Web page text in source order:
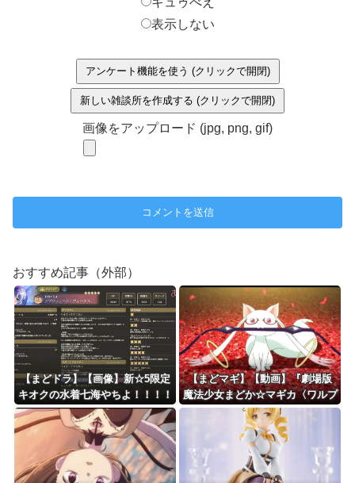
表示しない
アンケート機能を使う (クリックで開閉)
新しい雑談所を作成する (クリックで開閉)
画像をアップロード (jpg, png, gif)
おすすめ記事（外部）
【まどドラ】【画像】新☆5限定
キオクの水着七海やちよ！！！！
水全体ブレイカー
【まどマギ】【動画】『劇場版
魔法少女まどか☆マギカ〈ワルプ
ルギスの廻天〉』本予告が公
開！！！！